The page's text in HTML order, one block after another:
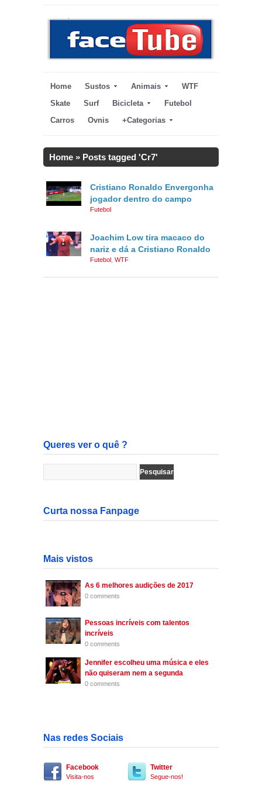
Home Sustos Animais
WTF
Skate
Surf Bicicleta
Futebol
Carros
Ovnis +Categorias
Home » Posts tagged 'Cr7'
Cristiano Ronaldo Envergonha
jogador dentro do campo
Futebol
Joachim Low tira macaco do
nariz e dá a Cristiano Ronaldo
Futebol WTF
Queres ver o quê ?
Curta nossa Fanpage
Mais vistos
As 6 melhores audições de 2017
0 comments
Pessoas incríveis com talentos
incríveis
0 comments
Jennifer escolheu uma música e eles
não quiseram nem a segunda
0 comments
Nas redes Sociais
Facebook
Visita-nos
Twitter
Segue-nos!